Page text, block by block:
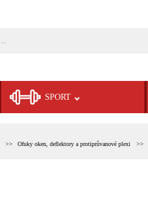
SPORT
Ofuky oken, deflektory a protiprůvanové plexi